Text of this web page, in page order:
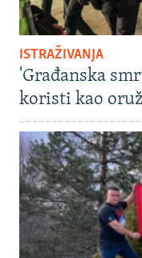
ISTRAŽIVANJA
'Građanska
koristi kao